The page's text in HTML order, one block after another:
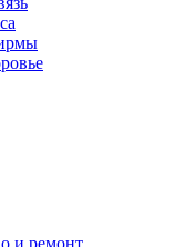
и ремонт